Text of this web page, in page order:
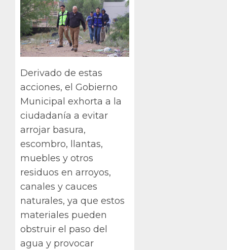
Derivado de estas
acciones, el Gobierno
Municipal exhorta a la
ciudadanía a evitar
arrojar basura,
escombro, llantas,
muebles y otros
residuos en arroyos,
canales y cauces
naturales, ya que estos
materiales pueden
obstruir el paso del
agua y provocar